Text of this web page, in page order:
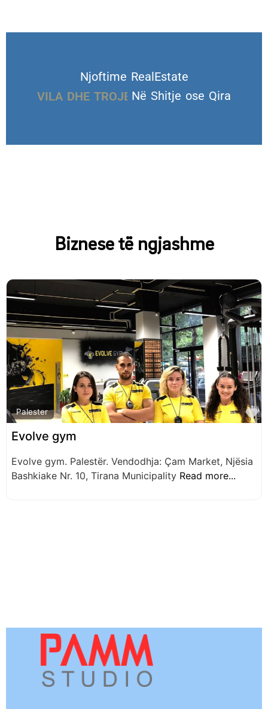
Njoftime RealEstate
VILA DHE TROJE
Palester
Evolve gym
Evolve gym. Palestër. Vendodhja: Çam Market, Njësia